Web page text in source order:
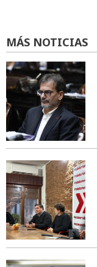
MÁS NOTICIAS